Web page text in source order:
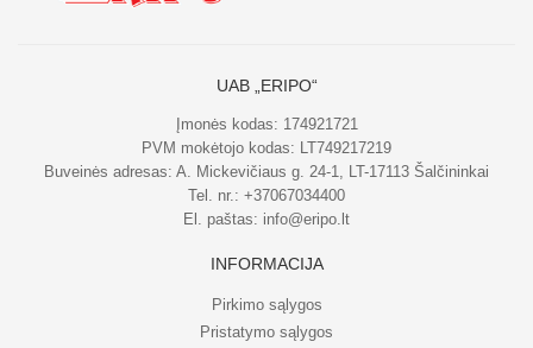
UAB „ERIPO“
Įmonės kodas: 174921721
PVM mokėtojo kodas: LT749217219
Buveinės adresas: A. Mickevičiaus g. 24-1, LT-17113 Šalčininkai
Tel. nr.: +37067034400
El. paštas: info@eripo.lt
INFORMACIJA
Pirkimo sąlygos
Pristatymo sąlygos